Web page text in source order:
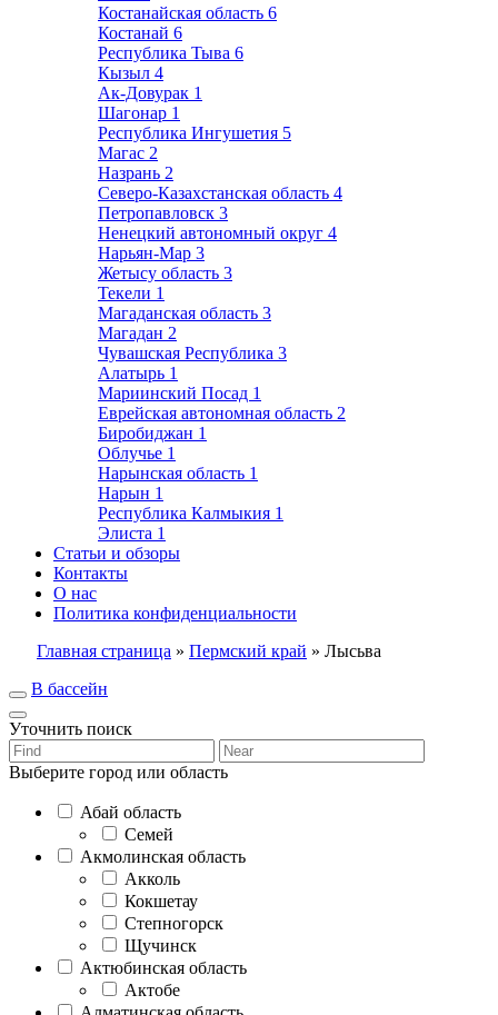
Костанайская область 6
Костанай 6
Республика Тыва 6
Кызыл 4
Ак-Довурак 1
Шагонар 1
Республика Ингушетия 5
Магас 2
Назрань 2
Северо-Казахстанская область 4
Петропавловск 3
Ненецкий автономный округ 4
Нарьян-Мар 3
Жетысу область 3
Текели 1
Магаданская область 3
Магадан 2
Чувашская Республика 3
Алатырь 1
Мариинский Посад 1
Еврейская автономная область 2
Биробиджан 1
Облучье 1
Нарынская область 1
Нарын 1
Республика Калмыкия 1
Элиста 1
Статьи и обзоры
Контакты
О нас
Политика конфиденциальности
Главная страница » Пермский край » Лысьва
В бассейн
Уточнить поиск
Выберите город или область
Абай область
Семей
Акмолинская область
Акколь
Кокшетау
Степногорск
Щучинск
Актюбинская область
Актобе